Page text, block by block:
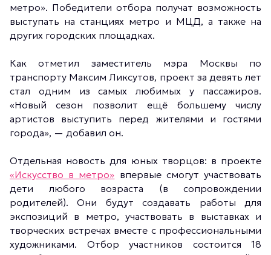
метро». Победители отбора получат возможность
выступать на станциях метро и МЦД, а также на
других городских площадках.
Как отметил заместитель мэра Москвы по
транспорту Максим Ликсутов, проект за девять лет
стал одним из самых любимых у пассажиров.
«Новый сезон позволит ещё большему числу
артистов выступить перед жителями и гостями
города», — добавил он.
Отдельная новость для юных творцов: в проекте
«Искусство в метро» впервые смогут участвовать
дети любого возраста (в сопровождении
родителей). Они будут создавать работы для
экспозиций в метро, участвовать в выставках и
творческих встречах вместе с профессиональными
художниками. Отбор участников состоится 18